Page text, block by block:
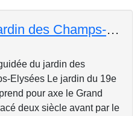
Le Jardin des Champs-Elysées
du jardin des
Elysées Le jardin du 19e
pour axe le Grand
deux siècle avant par le